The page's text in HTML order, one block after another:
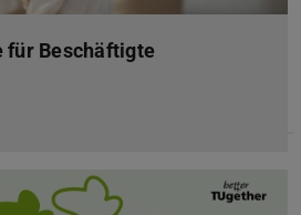
für Beschäftigte